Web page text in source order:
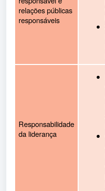
relações públicas
responsáveis
Responsabilidade
da liderança